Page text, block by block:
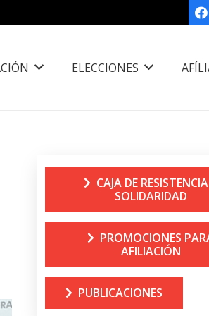
ELECCIONES
CAJA DE
SOLIDARIDAD
PROMOCIONES
AFILIACIÓN
PUBLICACIONES